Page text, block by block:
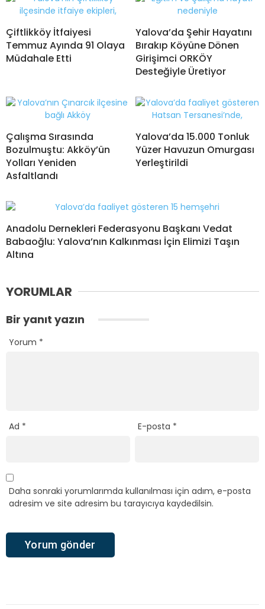
Çiftlikköy İtfaiyesi
Temmuz Ayında 91 Olaya
Müdahale Etti
Yalova’da Şehir Hayatını
Bırakıp Köyüne Dönen
Girişimci ORKÖY
Desteğiyle Üretiyor
Çalışma Sırasında
Bozulmuştu: Akköy’ün
Yolları Yeniden
Asfaltlandı
Yalova’da 15.000 Tonluk
Yüzer Havuzun Omurgası
Yerleştirildi
Anadolu Dernekleri Federasyonu Başkanı Vedat
Babaoğlu: Yalova’nın Kalkınması İçin Elimizi Taşın
Altına
YORUMLAR
Bir yanıt yazın
Yorum *
Ad * E-posta *
Daha sonraki yorumlarımda kullanılması için adım, e-posta
adresim ve site adresim bu tarayıcıya kaydedilsin.